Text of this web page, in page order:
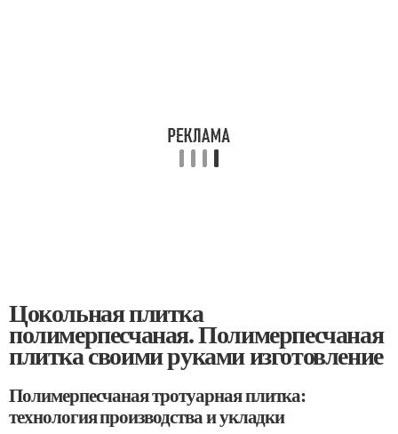
Цокольная плитка
полимерпесчаная. Полимерпесчаная
плитка своими руками изготовление
Полимерпесчаная тротуарная плитка:
технология производства и укладки